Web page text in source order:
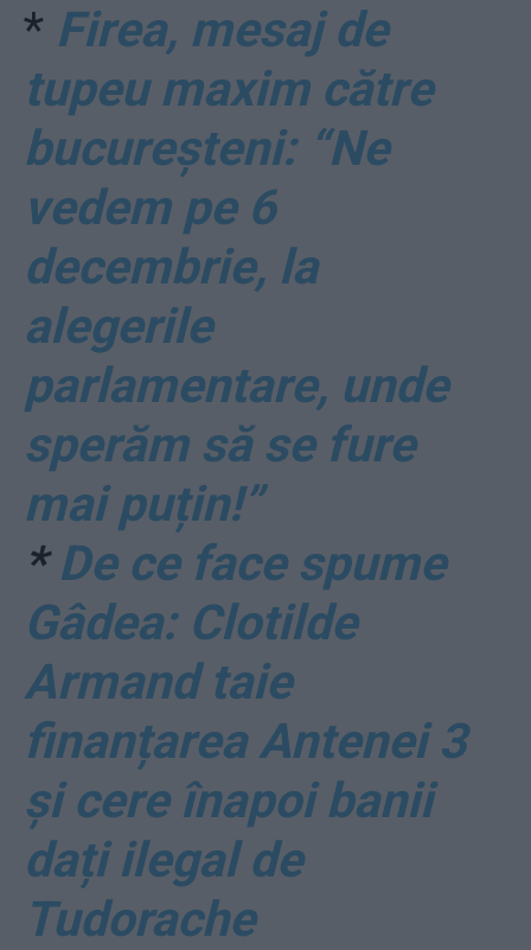
* Firea, mesaj de
tupeu maxim către
bucureșteni: “Ne
vedem pe 6
decembrie, la
alegerile
parlamentare, unde
sperăm să se fure
mai puțin!”
*De ce face spume
Gâdea: Clotilde
Armand taie
finanțarea Antenei 3
și cere înapoi banii
dați ilegal de
Tudorache